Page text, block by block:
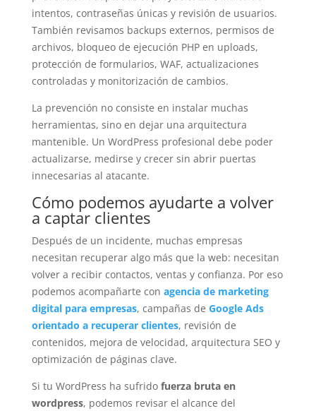
intentos, contraseñas únicas y revisión de usuarios.
También revisamos backups externos, permisos de
archivos, bloqueo de ejecución PHP en uploads,
protección de formularios, WAF, actualizaciones
controladas y monitorización de cambios.
La prevención no consiste en instalar muchas
herramientas, sino en dejar una arquitectura
mantenible. Un WordPress profesional debe poder
actualizarse, medirse y crecer sin abrir puertas
innecesarias al atacante.
Cómo podemos ayudarte a volver
a captar clientes
Después de un incidente, muchas empresas
necesitan recuperar algo más que la web: necesitan
volver a recibir contactos, ventas y confianza. Por eso
podemos acompañarte con agencia de marketing
digital para empresas, campañas de Google Ads
orientado a recuperar clientes, revisión de
contenidos, mejora de velocidad, arquitectura SEO y
optimización de páginas clave.
Si tu WordPress ha sufrido fuerza bruta en
wordpress, podemos revisar el alcance del